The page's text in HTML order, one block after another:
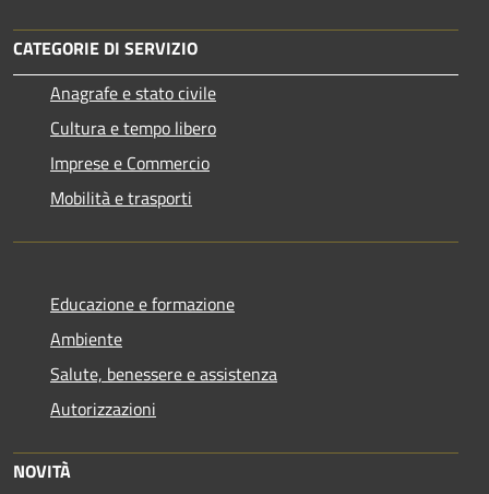
CATEGORIE DI SERVIZIO
Anagrafe e stato civile
Cultura e tempo libero
Imprese e Commercio
Mobilità e trasporti
Educazione e formazione
Ambiente
Salute, benessere e assistenza
Autorizzazioni
NOVITÀ